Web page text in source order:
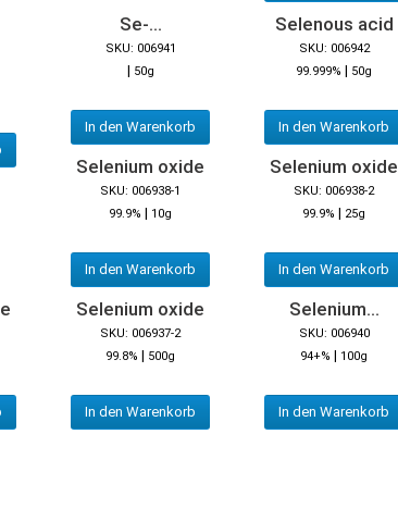
Se-...
SKU: 006941
| 50g
In den Warenkorb
Selenous acid
SKU: 006942
99.999% | 50g
In den Warenkorb
Selenium oxide
SKU: 006938-1
99.9% | 10g
In den Warenkorb
Selenium oxide
SKU: 006938-2
99.9% | 25g
In den Warenkorb
Selenium oxide
SKU: 006937-2
99.8% | 500g
In den Warenkorb
Selenium...
SKU: 006940
94+% | 100g
In den Warenkorb